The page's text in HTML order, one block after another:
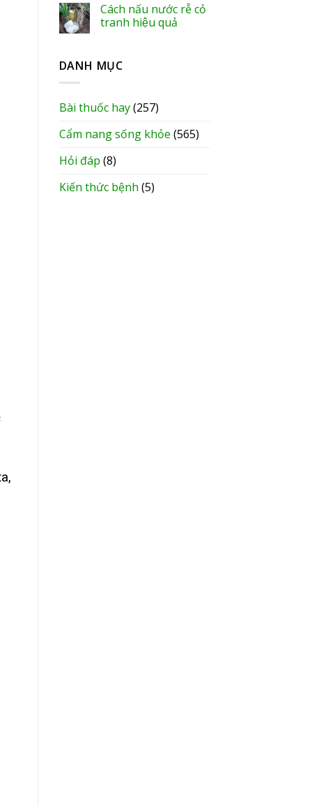
Cách nấu nước rễ cỏ
tranh hiệu quả
DANH MỤC
Bài thuốc hay(257)
Cẩm nang sống khỏe (565)
Hỏi đáp (8)
Kiến thức bệnh (5)